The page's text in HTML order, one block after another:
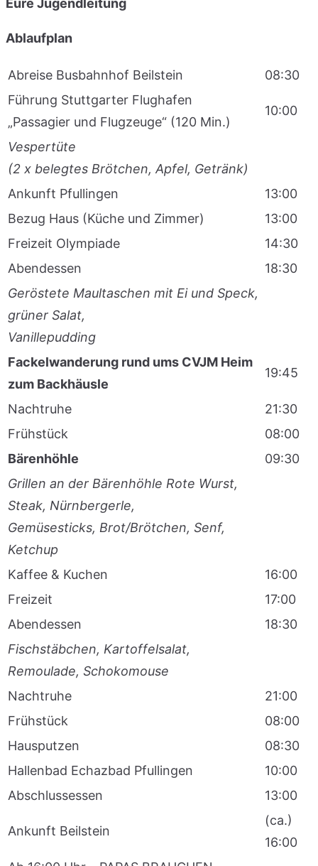
Eure Jugendleitung
Ablaufplan
Abreise Busbahnhof Beilstein
08:30
Führung Stuttgarter Flughafen
„Passagier und Flugzeuge“ (120 Min.)
10:00
Vespertüte
(2 x belegtes Brötchen, Apfel, Getränk)
Ankunft Pfullingen
13:00
Bezug Haus (Küche und Zimmer)
13:00
Freizeit Olympiade
14:30
Abendessen
18:30
Geröstete Maultaschen mit Ei und Speck,
grüner Salat,
Vanillepudding
Fackelwanderung rund ums CVJM Heim
zum Backhäusle
19:45
Nachtruhe
21:30
Frühstück
08:00
Bärenhöhle
09:30
Grillen an der Bärenhöhle Rote Wurst,
Steak, Nürnbergerle,
Gemüsesticks, Brot/Brötchen, Senf,
Ketchup
Kaffee & Kuchen
16:00
Freizeit
17:00
Abendessen
18:30
Fischstäbchen, Kartoffelsalat,
Remoulade, Schokomouse
Nachtruhe
21:00
Frühstück
08:00
Hausputzen
08:30
Hallenbad Echazbad Pfullingen
10:00
Abschlussessen
13:00
Ankunft Beilstein
(ca.)
16:00